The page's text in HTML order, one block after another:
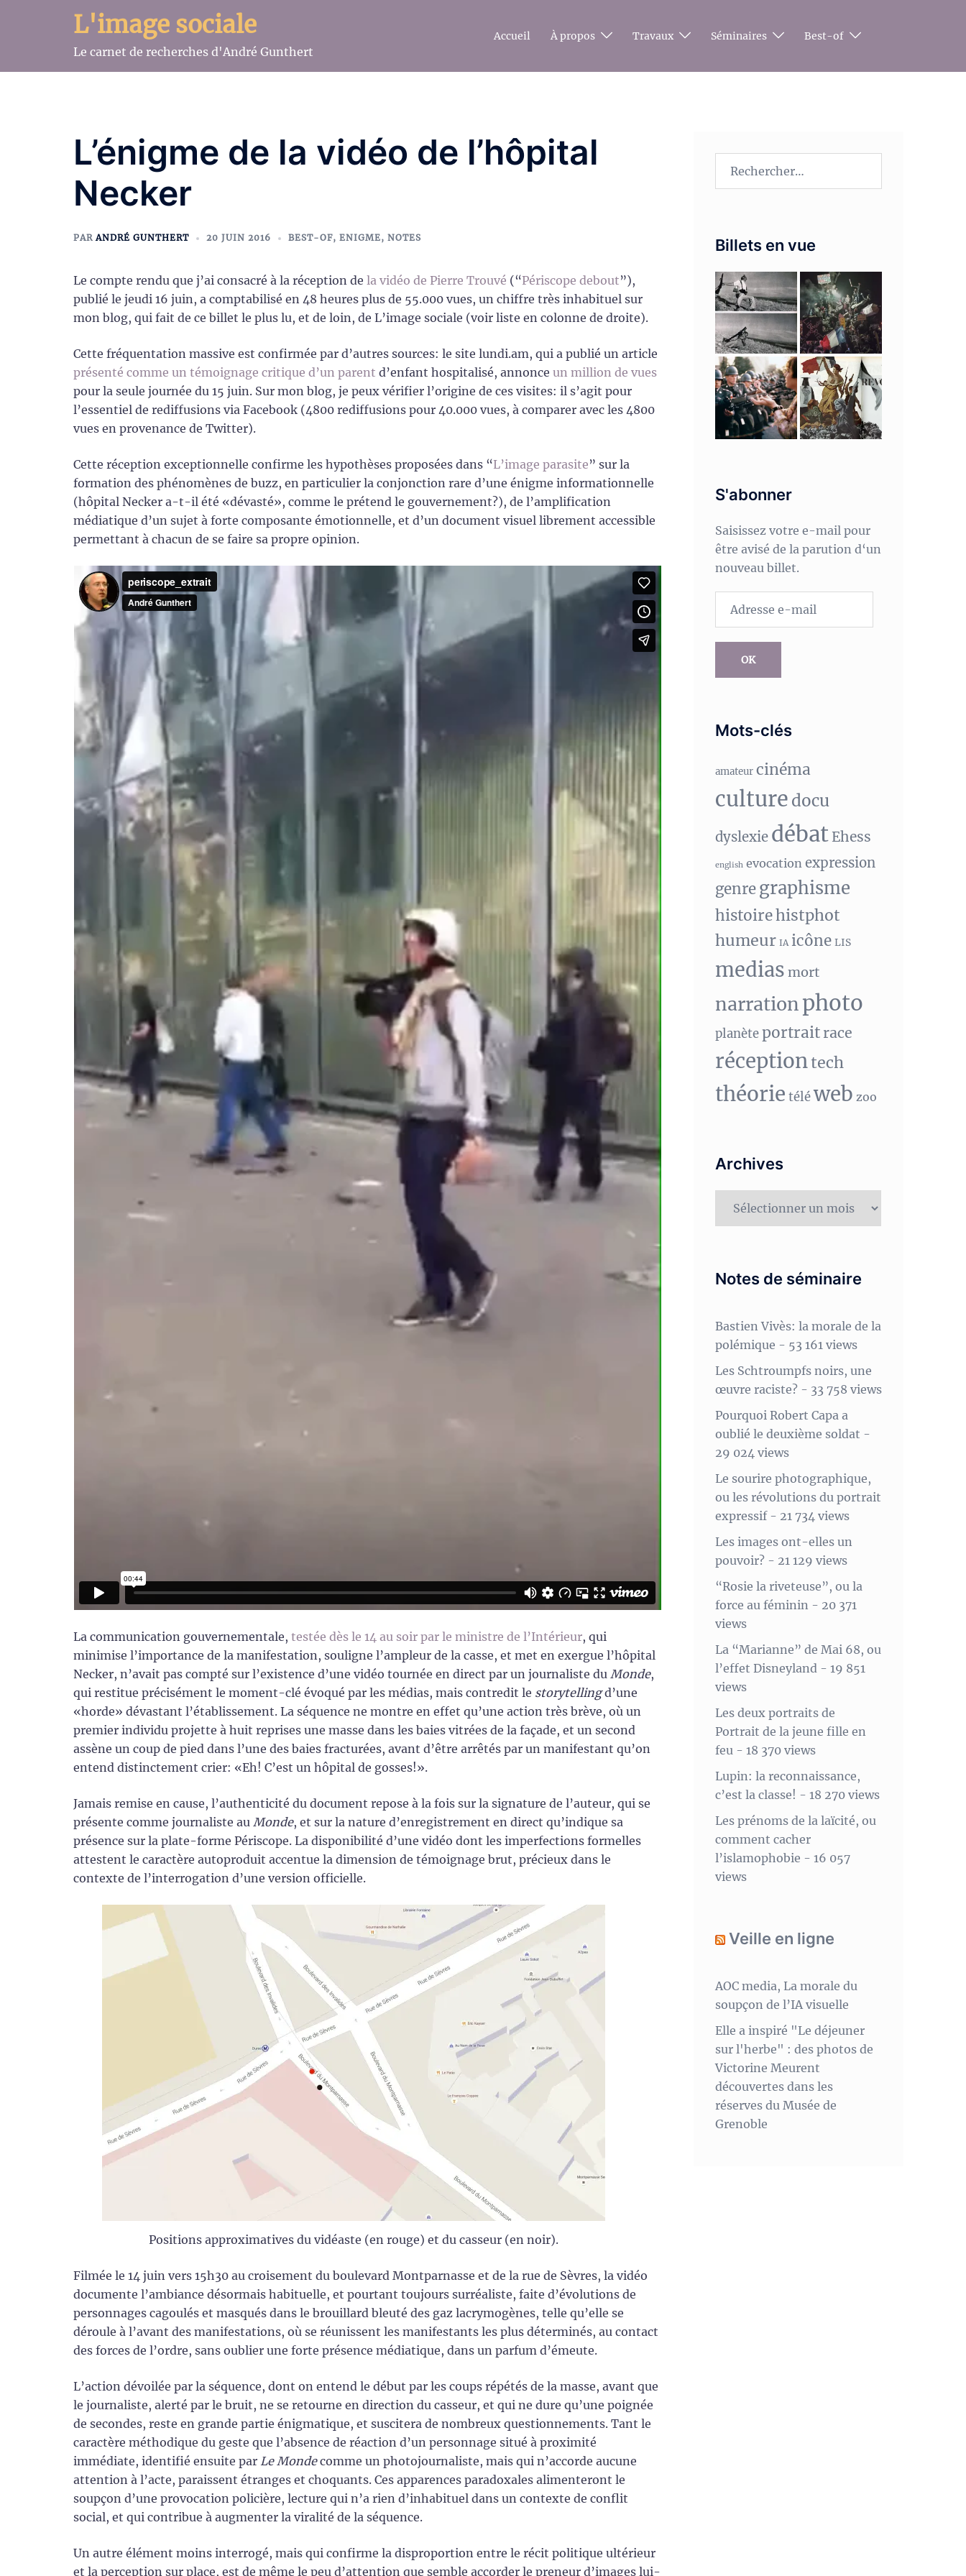
L'image sociale
Le carnet de recherches d'André Gunthert
Accueil À propos Travaux Séminaires Best-of
L’énigme de la vidéo de l’hôpital
Necker
PARANDRÉ GUNTHERT 20 JUIN 2016 BEST-OF, ENIGME, NOTES
Le compte rendu que j’ai consacré à la réception de la vidéo de Pierre Trouvé (“Périscope debout”),
publié le jeudi 16 juin, a comptabilisé en 48 heures plus de 55.000 vues, un chiffre très inhabituel sur
mon blog, qui fait de ce billet le plus lu, et de loin, de L’image sociale (voir liste en colonne de droite).
Cette fréquentation massive est confirmée par d’autres sources: le site lundi.am, qui a publié un article
présenté comme un témoignage critique d’un parent d’enfant hospitalisé, annonce un million de vues
pour la seule journée du 15 juin. Sur mon blog, je peux vérifier l’origine de ces visites: il s’agit pour
l’essentiel de rediffusions via Facebook (4800 rediffusions pour 40.000 vues, à comparer avec les 4800
vues en provenance de Twitter).
Cette réception exceptionnelle confirme les hypothèses proposées dans “L’image parasite” sur la
formation des phénomènes de buzz, en particulier la conjonction rare d’une énigme informationnelle
(hôpital Necker a-t-il été «dévasté», comme le prétend le gouvernement?), de l’amplification
médiatique d’un sujet à forte composante émotionnelle, et d’un document visuel librement accessible
permettant à chacun de se faire sa propre opinion.
La communication gouvernementale, testée dès le 14 au soir par le ministre de l’Intérieur, qui
minimise l’importance de la manifestation, souligne l’ampleur de la casse, et met en exergue l’hôpital
Necker, n’avait pas compté sur l’existence d’une vidéo tournée en direct par un journaliste du Monde,
qui restitue précisément le moment-clé évoqué par les médias, mais contredit le storytellingd’une
«horde» dévastant l’établissement. La séquence ne montre en effet qu’une action très brève, où un
premier individu projette à huit reprises une masse dans les baies vitrées de la façade, et un second
assène un coup de pied dans l’une des baies fracturées, avant d’être arrêtés par un manifestant qu’on
entend distinctement crier: «Eh! C’est un hôpital de gosses!».
Jamais remise en cause, l’authenticité du document repose à la fois sur la signature de l’auteur, qui se
présente comme journaliste au Monde, et sur la nature d’enregistrement en direct qu’indique sa
présence sur la plate-forme Périscope. La disponibilité d’une vidéo dont les imperfections formelles
attestent le caractère autoproduit accentue la dimension de témoignage brut, précieux dans le
contexte de l’interrogation d’une version officielle.
Positions approximatives du vidéaste (en rouge) et du casseur (en noir).
Filmée le 14 juin vers 15h30 au croisement du boulevard Montparnasse et de la rue de Sèvres, la vidéo
documente l’ambiance désormais habituelle, et pourtant toujours surréaliste, faite d’évolutions de
personnages cagoulés et masqués dans le brouillard bleuté des gaz lacrymogènes, telle qu’elle se
déroule à l’avant des manifestations, où se réunissent les manifestants les plus déterminés, au contact
des forces de l’ordre, sans oublier une forte présence médiatique, dans un parfum d’émeute.
L’action dévoilée par la séquence, dont on entend le début par les coups répétés de la masse, avant que
le journaliste, alerté par le bruit, ne se retourne en direction du casseur, et qui ne dure qu’une poignée
de secondes, reste en grande partie énigmatique, et suscitera de nombreux questionnements. Tant le
caractère méthodique du geste que l’absence de réaction d’un personnage situé à proximité
immédiate, identifié ensuite par Le Mondecomme un photojournaliste, mais qui n’accorde aucune
attention à l’acte, paraissent étranges et choquants. Ces apparences paradoxales alimenteront le
soupçon d’une provocation policière, lecture qui n’a rien d’inhabituel dans un contexte de conflit
social, et qui contribue à augmenter la viralité de la séquence.
Un autre élément moins interrogé, mais qui confirme la disproportion entre le récit politique ultérieur
et la perception sur place, est de même le peu d’attention que semble accorder le preneur d’images lui-
Billets en vue
S'abonner
Saisissez votre e-mail pour
être avisé de la parution d‘un
nouveau billet.
OK
Mots-clés
amateur cinéma
culture docu
dyslexie débat Ehess
english evocation expression
genre graphisme
histoirehistphot
humeur IA icône LIS
medias mort
narrationphoto
planète portrait race
réceptiontech
théorie téléweb zoo
Archives
Notes de séminaire
Bastien Vivès: la morale de la
polémique - 53 161 views
Les Schtroumpfs noirs, une
œuvre raciste?- 33 758 views
Pourquoi Robert Capa a
oublié le deuxième soldat -
29 024 views
Le sourire photographique,
ou les révolutions du portrait
expressif- 21 734 views
Les images ont-elles un
pouvoir?- 21 129 views
“Rosie la riveteuse”, ou la
force au féminin - 20 371
views
La “Marianne” de Mai 68, ou
l’effet Disneyland - 19 851
views
Les deux portraits de
Portrait de la jeune fille en
feu - 18 370 views
Lupin: la reconnaissance,
c’est la classe! - 18 270 views
Les prénoms de la laïcité, ou
comment cacher
l’islamophobie - 16 057
views
Veille en ligne
AOC media, La morale du
soupçon de l’IA visuelle
Elle a inspiré "Le déjeuner
sur l'herbe" : des photos de
Victorine Meurent
découvertes dans les
réserves du Musée de
Grenoble